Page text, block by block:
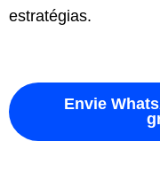
estratégias.
Envie